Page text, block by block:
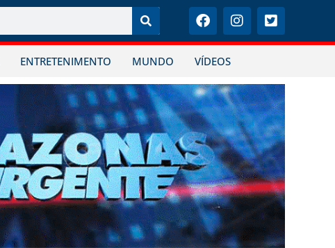
ENTRETENIMENTO MUNDO VÍDEOS